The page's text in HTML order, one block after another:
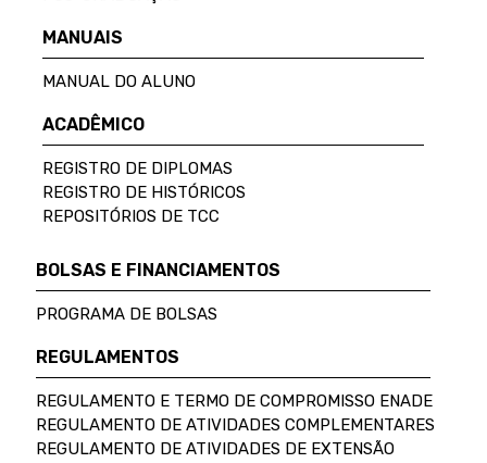
MANUAIS
MANUAL DO ALUNO
ACADÊMICO
REGISTRO DE DIPLOMAS
REGISTRO DE HISTÓRICOS
REPOSITÓRIOS DE TCC
BOLSAS E FINANCIAMENTOS
PROGRAMA DE BOLSAS
REGULAMENTOS
REGULAMENTO E TERMO DE COMPROMISSO ENADE
REGULAMENTO DE ATIVIDADES COMPLEMENTARES
REGULAMENTO DE ATIVIDADES DE EXTENSÃO